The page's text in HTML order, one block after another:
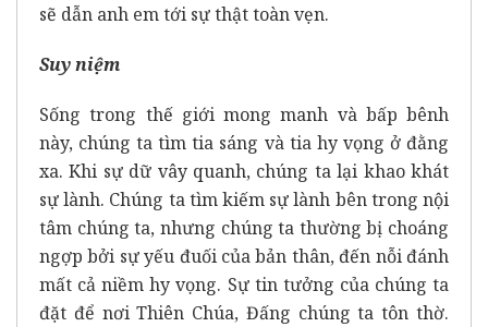
sẽ dẫn anh em tới sự thật toàn vẹn.
Suy niệm
Sống trong thế giới mong manh và bấp bênh
này, chúng ta tìm tia sáng và tia hy vọng ở đằng
xa. Khi sự dữ vây quanh, chúng ta lại khao khát
sự lành. Chúng ta tìm kiếm sự lành bên trong nội
tâm chúng ta, nhưng chúng ta thường bị choáng
ngợp bởi sự yếu đuối của bản thân, đến nỗi đánh
mất cả niềm hy vọng. Sự tin tưởng của chúng ta
đặt để nơi Thiên Chúa, Đấng chúng ta tôn thờ.